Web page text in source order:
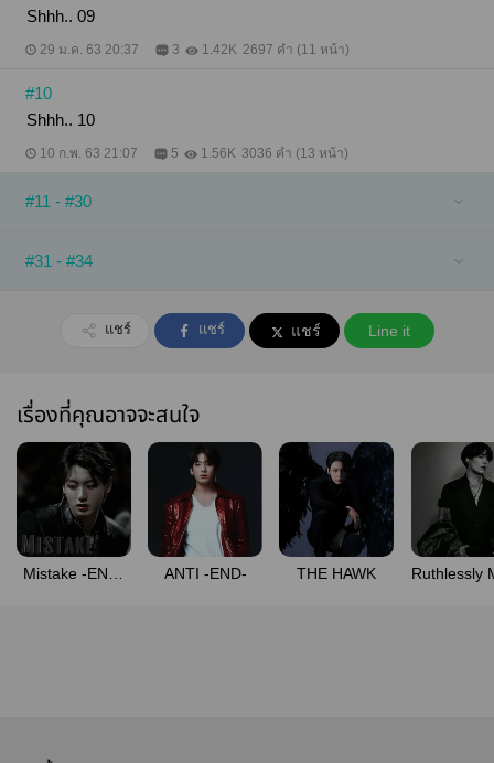
Shhh.. 09
29 ม.ค. 63 20:37 3 1.42K 2697 คำ (11 หน้า)
#10
Shhh.. 10
10 ก.พ. 63 21:07 5 1.56K 3036 คำ (13 หน้า)
#11 - #30
#31 - #34
แชร์ แชร์ แชร์ Line it
เรื่องที่คุณอาจจะสนใจ
Mistake -END-
ANTI -END- THE HAWK
Ruthlessly